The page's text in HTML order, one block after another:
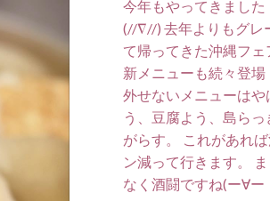
今年もやってきました
(//∇//) 去年よりもグレ
て帰ってきた沖縄フェ
新メニューも続々登場
外せないメニューはや
う、豆腐よう、島らっ
がらす。 これがあれ
ン減って行きます。
なく酒闘ですね(ー∀ー